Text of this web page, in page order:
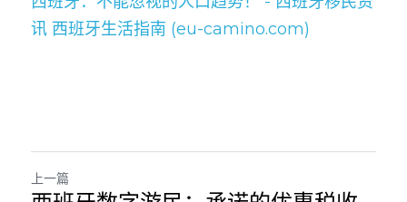
讯 西班牙生活指南 (eu-camino.com)
上一篇